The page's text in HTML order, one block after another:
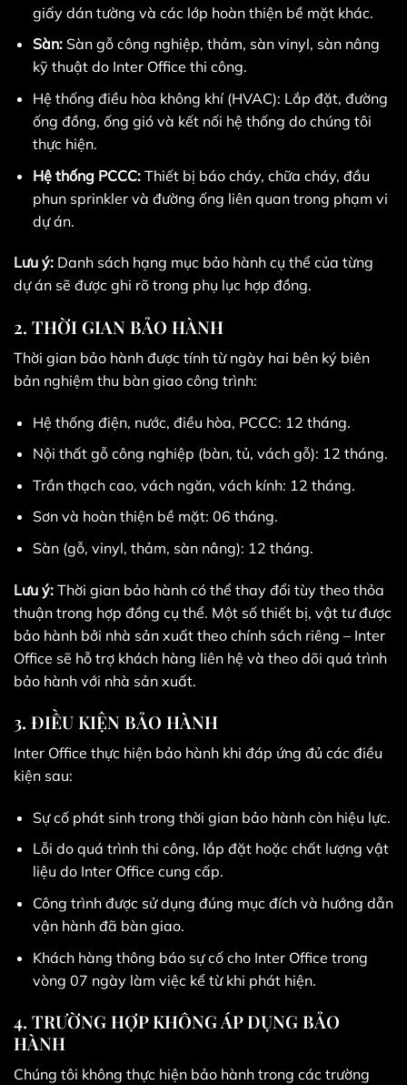
giấy dán tường và các lớp hoàn thiện bề mặt khác.
Sàn:Sàn gỗ công nghiệp, thảm, sàn vinyl, sàn nâng
kỹ thuật do Inter Office thi công.
Hệ thống điều hòa không khí (HVAC): Lắp đặt, đường
ống đồng, ống gió và kết nối hệ thống do chúng tôi
thực hiện.
Hệ thống PCCC: Thiết bị báo cháy, chữa cháy, đầu
phun sprinkler và đường ống liên quan trong phạm vi
dự án.
Lưu ý: Danh sách hạng mục bảo hành cụ thể của từng
dự án sẽ được ghi rõ trong phụ lục hợp đồng.
2. THỜI GIAN BẢO HÀNH
Thời gian bảo hành được tính từ ngày hai bên ký biên
bản nghiệm thu bàn giao công trình:
Hệ thống điện, nước, điều hòa, PCCC: 12 tháng.
Nội thất gỗ công nghiệp (bàn, tủ, vách gỗ): 12 tháng.
Trần thạch cao, vách ngăn, vách kính: 12 tháng.
Sơn và hoàn thiện bề mặt: 06 tháng.
Sàn (gỗ, vinyl, thảm, sàn nâng): 12 tháng.
Lưu ý: Thời gian bảo hành có thể thay đổi tùy theo thỏa
thuận trong hợp đồng cụ thể. Một số thiết bị, vật tư được
bảo hành bởi nhà sản xuất theo chính sách riêng – Inter
Office sẽ hỗ trợ khách hàng liên hệ và theo dõi quá trình
bảo hành với nhà sản xuất.
3. ĐIỀU KIỆN BẢO HÀNH
Inter Office thực hiện bảo hành khi đáp ứng đủ các điều
kiện sau:
Sự cố phát sinh trong thời gian bảo hành còn hiệu lực.
Lỗi do quá trình thi công, lắp đặt hoặc chất lượng vật
liệu do Inter Office cung cấp.
Công trình được sử dụng đúng mục đích và hướng dẫn
vận hành đã bàn giao.
Khách hàng thông báo sự cố cho Inter Office trong
vòng 07 ngày làm việc kể từ khi phát hiện.
4. TRƯỜNG HỢP KHÔNG ÁP DỤNG BẢO
HÀNH
Chúng tôi không thực hiện bảo hành trong các trường